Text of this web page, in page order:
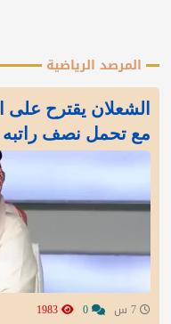
المرصد الرياضية
الشعلان يقترح على
مع تحمل نصف راتبه